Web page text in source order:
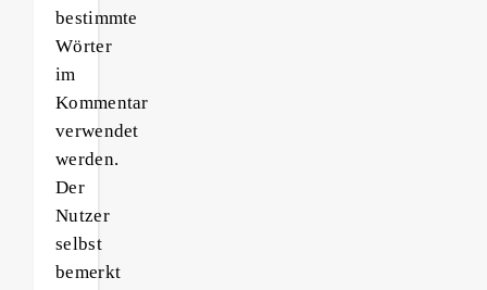
bestimmte
Wörter
im
Kommentar
verwendet
werden.
Der
Nutzer
selbst
bemerkt